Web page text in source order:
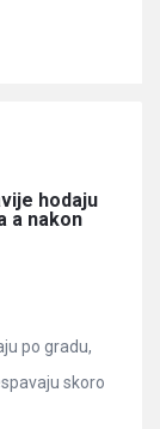
hodaju
a nakon
po gradu,
skoro